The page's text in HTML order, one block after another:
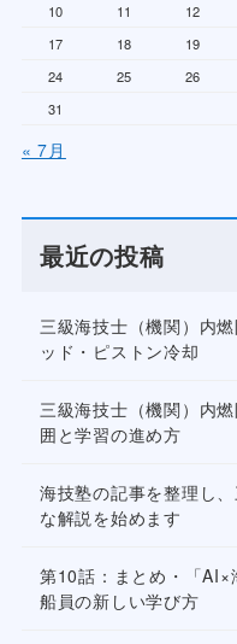
10
11 12
17
18 19
24
25 26
31
« 7月
最近の投稿
三級海技士（機関）内
ッド・ピストン冷却
三級海技士（機関）内
囲と学習の進め方
海技塾の記事を整理し
な解説を始めます
第10話：まとめ・「AI×
船員の新しい学び方